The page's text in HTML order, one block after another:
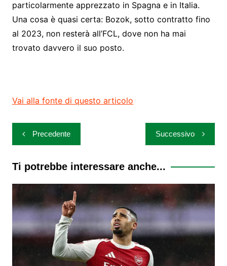
particolarmente apprezzato in Spagna e in Italia.
Una cosa è quasi certa: Bozok, sotto contratto fino
al 2023, non resterà all’FCL, dove non ha mai
trovato davvero il suo posto.
Vai alla fonte di questo articolo
Navigazione
articoli
Precedente Successivo
Ti potrebbe interessare anche...